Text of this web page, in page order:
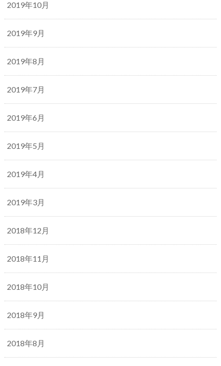
2019年10月
2019年9月
2019年8月
2019年7月
2019年6月
2019年5月
2019年4月
2019年3月
2018年12月
2018年11月
2018年10月
2018年9月
2018年8月